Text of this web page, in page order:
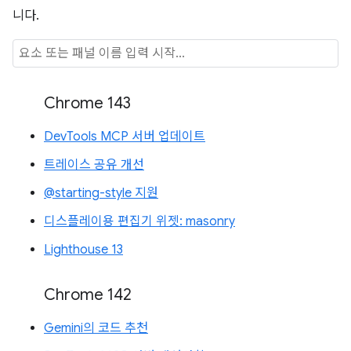
니다.
Chrome 143
DevTools MCP 서버 업데이트
트레이스 공유 개선
@starting-style 지원
디스플레이용 편집기 위젯: masonry
Lighthouse 13
Chrome 142
Gemini의 코드 추천